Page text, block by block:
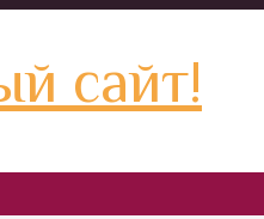
сайт!